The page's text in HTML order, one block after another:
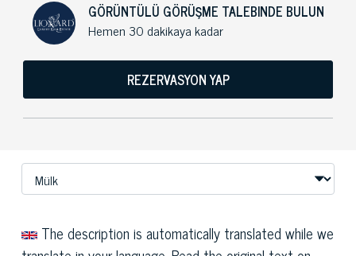
GÖRÜNTÜLÜ GÖRÜŞME TALEBINDE BULUN
Hemen 30 dakikaya kadar
REZERVASYON YAP
The description is automatically translated while we